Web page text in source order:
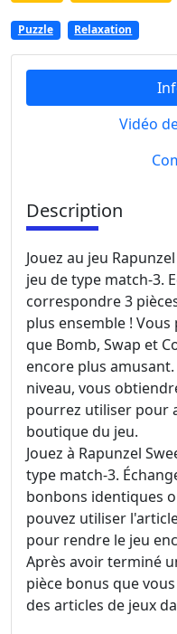
Puzzle Relaxation
Vidéo
Description
Jouez au jeu
jeu de type match-3.
correspondre 3
plus ensemble !
que Bomb, Swap et
encore plus
niveau, vous
pourrez utiliser pour
boutique du jeu.
Jouez à Rapunzel
type match-3.
bonbons identiques
pouvez utiliser
pour rendre le jeu
Après avoir terminé
pièce bonus que
des articles de jeux